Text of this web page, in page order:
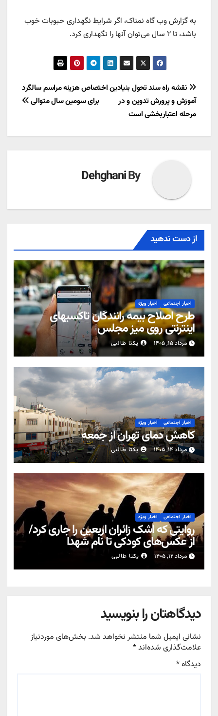
به گزارش وب گاه نمناک، اگر شرایط نگهداری حبوبات خوب
باشد، تا ۲ سال می‌توان آنها را نگهداری کرد.
راهبری
نوشته
اختصاص هزینه مراسم سالگرد
برای سومین سال متوالی
نقشه راه سند تحول بنیادین
آموزش و پرورش تدوین و در
مرحله اعتباربخشی است
By
Dehghani
از دست ندهید
اخبار اجتماعی اخبار ویژه
طرح اصلاح بیمه رانندگان تاکسیهای
اینترنتی روی میز مجلس
مرداد ۱۵, ۱۴۰۵ یکتا طالبی
اخبار اجتماعی اخبار ویژه
کاهش دمای تهران از جمعه
مرداد ۱۴, ۱۴۰۵ یکتا طالبی
اخبار اجتماعی اخبار ویژه
روایتی که اشک زائران اربعین را جاری کرد/
از عکس‌های کودکی تا نام شهدا
مرداد ۱۲, ۱۴۰۵ یکتا طالبی
دیدگاهتان را بنویسید
نشانی ایمیل شما منتشر نخواهد شد. بخش‌های موردنیاز
علامت‌گذاری شده‌اند*
دیدگاه*